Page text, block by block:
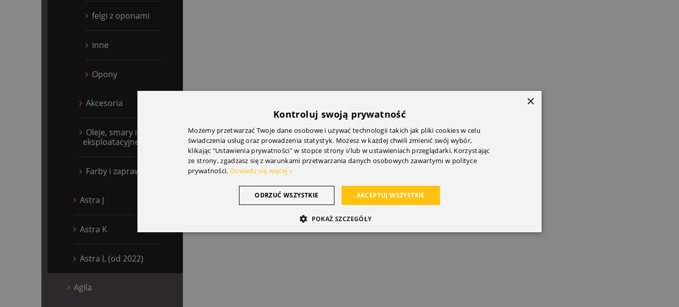
felgi z oponami
inne
Opony
Akcesoria
Oleje, smary i płyny
eksploatacyjne
Farby i zaprawki
Astra J
Astra K
Astra L (od 2022)
Agila
×
Kontroluj swoją prywatność
Możemy przetwarzać Twoje dane osobowe i używać technologii takich jak pliki cookies w celu
świadczenia usług oraz prowadzenia statystyk. Możesz w każdej chwili zmienić swój wybór,
klikając "Ustawienia prywatności" w stopce strony i/lub w ustawieniach przeglądarki. Korzystając
ze strony, zgadzasz się z warunkami przetwarzania danych osobowych zawartymi w polityce
prywatności. Dowiedz się więcej »
AKCEPTUJ WSZYSTKIE
ODRZUĆ WSZYSTKIE
POKAŻ SZCZEGÓŁY